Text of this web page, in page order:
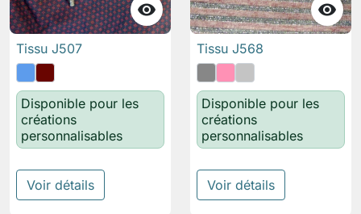

Tissu J507
Disponible pour les
créations
personnalisables
Voir détails

Tissu J568
Disponible pour les
créations
personnalisables
Voir détails